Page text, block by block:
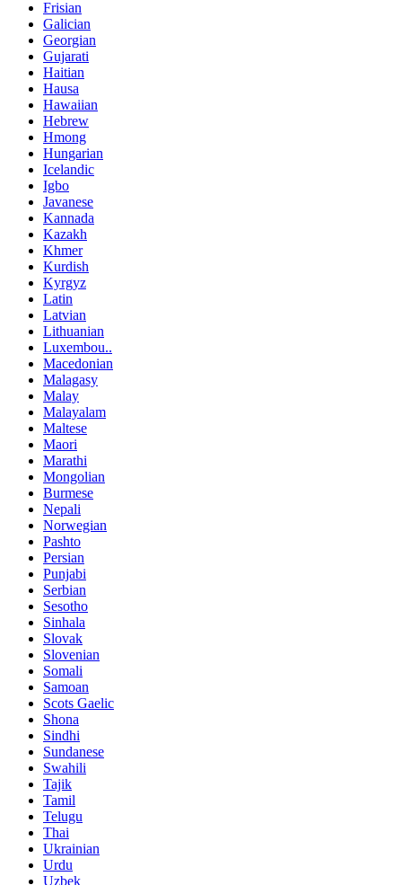
Frisian
Galician
Georgian
Gujarati
Haitian
Hausa
Hawaiian
Hebrew
Hmong
Hungarian
Icelandic
Igbo
Javanese
Kannada
Kazakh
Khmer
Kurdish
Kyrgyz
Latin
Latvian
Lithuanian
Luxembou..
Macedonian
Malagasy
Malay
Malayalam
Maltese
Maori
Marathi
Mongolian
Burmese
Nepali
Norwegian
Pashto
Persian
Punjabi
Serbian
Sesotho
Sinhala
Slovak
Slovenian
Somali
Samoan
Scots Gaelic
Shona
Sindhi
Sundanese
Swahili
Tajik
Tamil
Telugu
Thai
Ukrainian
Urdu
Uzbek